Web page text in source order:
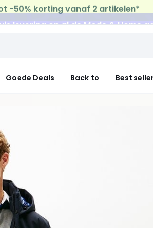
leveringop al de Mode & Home
Goede Deals Back to Best